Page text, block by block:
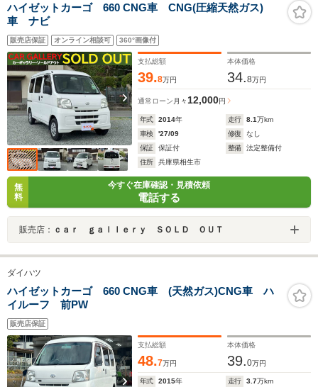
ハイゼットカーゴ 660 CNG車 CNG(圧縮天然ガス)
車 ナビ
販売店保証 オンライン相談可 360°画像付
支払総額
39.8万円
本体価格
34.8万円
通常ローン 月々 12,000円
年式 2014年 走行 8.1万km
車検
'27/09 修復
なし
保証
保証付 整備
法定整備付
住所
兵庫県相生市
無
料
今すぐ在庫確認・見積依頼
電話する
販売店： ｃａｒ ｇａｌｌｅｒｙ ＳＯＬＤ ＯＵＴ
ダイハツ
ハイゼットカーゴ 660 CNG車 (天然ガス)CNG車 ハ
イルーフ 前PW
販売店保証
支払総額
48.7万円
本体価格
39.0万円
年式 2015年 走行 3.7万km